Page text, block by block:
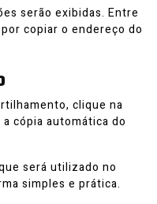
serão exibidas. Entre
copiar o endereço do
clique na
cópia automática do
será utilizado no
simples e prática.